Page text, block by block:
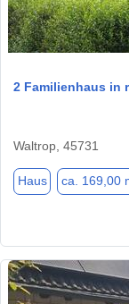
2 Familienhaus in
Waltrop, 45731
Haus ca. 169,00